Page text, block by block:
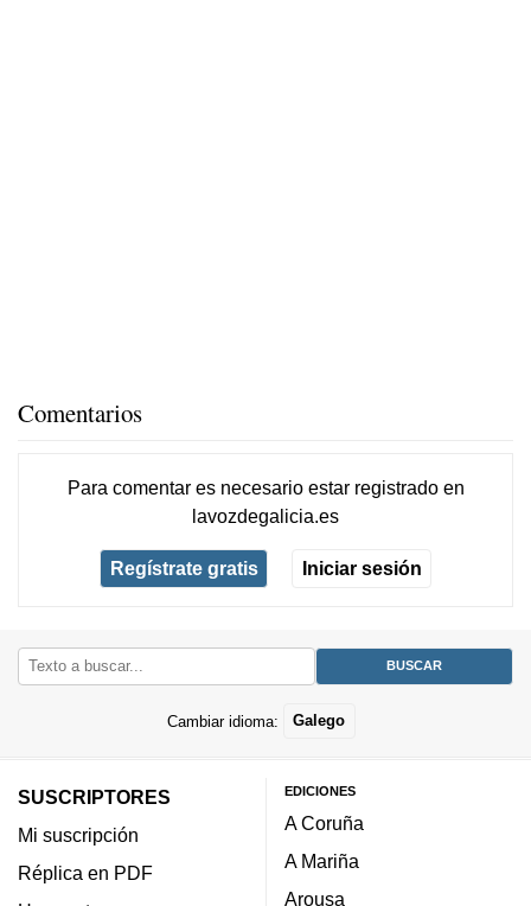
Comentarios
Para comentar es necesario estar registradoen
lavozdegalicia.es
Regístrate gratis Iniciar sesión
Cambiar idioma: Galego
SUSCRIPTORES
Mi suscripción
Réplica en PDF
EDICIONES
A Coruña
A Mariña
Arousa